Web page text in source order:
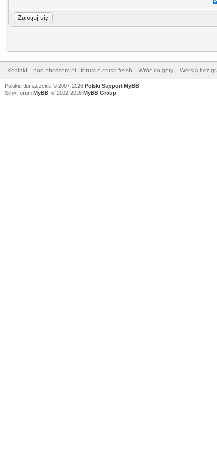
Kontakt pod-obcasem.pl - forum o crush fetish Wróć do góry Wersja bez
Polskie tłumaczenie © 2007-2026 Polski Support MyBB
Silnik forum MyBB , © 2002-2026 MyBB Group